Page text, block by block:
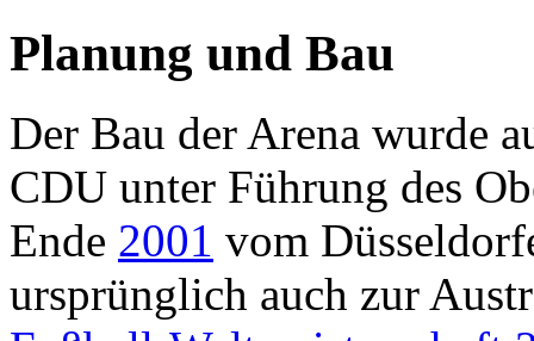
Planung und Bau
Der Bau der Arena wurde
CDU unter Führung des
Ende 2001 vom
ursprünglich auch zur